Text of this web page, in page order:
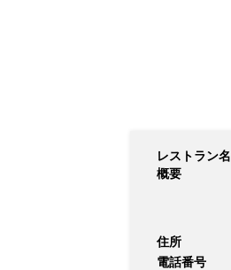
レストラン名
概要
住所
電話番号